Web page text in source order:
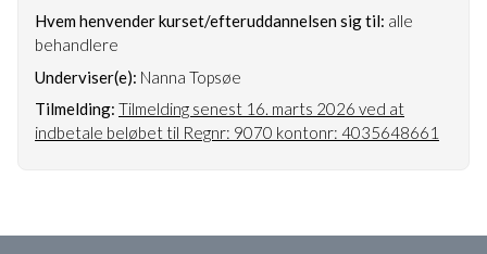
Hvem henvender kurset/efteruddannelsen sig til: alle
behandlere
Underviser(e): Nanna Topsøe
Tilmelding: Tilmelding senest 16. marts 2026 ved at
indbetale beløbet til Regnr: 9070 kontonr: 4035648661